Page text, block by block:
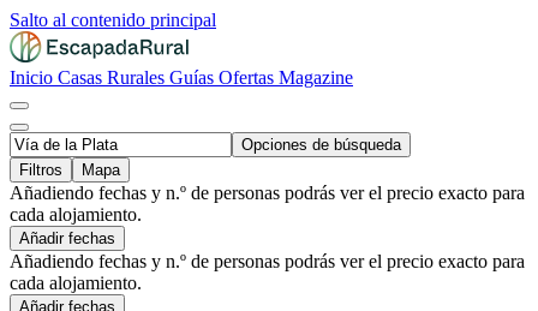
Salto al contenido principal
Inicio Casas Rurales Guías Ofertas Magazine
Opciones de búsqueda
Filtros
Mapa
Añadiendo fechas y n.º de personas podrás ver el precio exacto para
cada alojamiento.
Añadir fechas
Añadiendo fechas y n.º de personas podrás ver el precio exacto para
cada alojamiento.
Añadir fechas